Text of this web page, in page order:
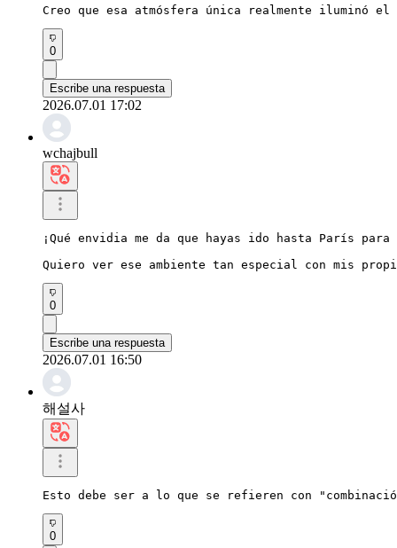
Creo que esa atmósfera única realmente iluminó
0
Escribe una respuesta
2026.07.01 17:02
wchajbull
¡Qué envidia me da que hayas ido hasta París
Quiero ver ese ambiente tan especial con mis
0
Escribe una respuesta
2026.07.01 16:50
해설사
Esto debe ser a lo que se refieren con
0